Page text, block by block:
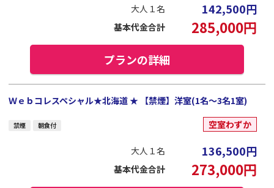
大人１名 142,500円
基本代金合計 285,000円
プランの詳細
Ｗｅｂコレスペシャル★北海道 ★ 【禁煙】洋室(1名～3名1室)
禁煙 朝食付 空室わずか
大人１名 136,500円
基本代金合計 273,000円